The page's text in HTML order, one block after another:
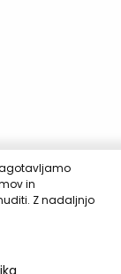
in
Z nadaljnjo